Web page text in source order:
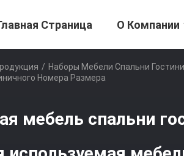
Страница О Компании
/ Наборы Мебели Спальни
Номера Размера
мебель спальни